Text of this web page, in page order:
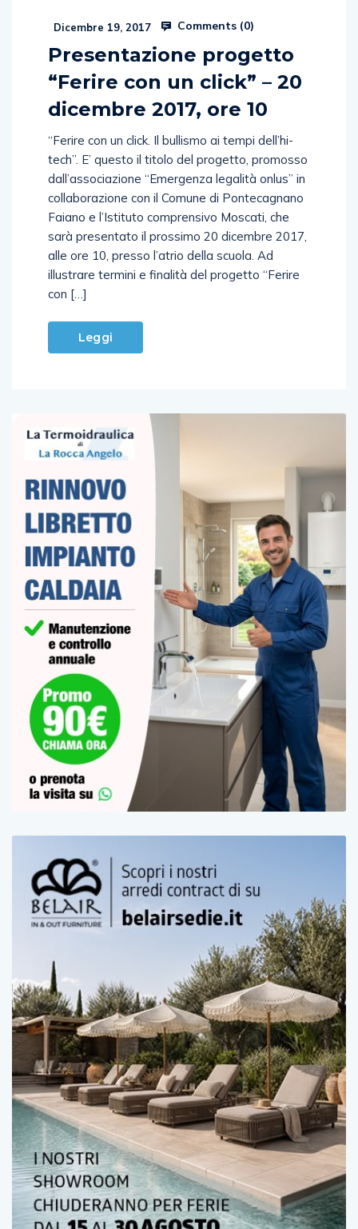
Dicembre 19, 2017 Comments (0)
Presentazione progetto
“Ferire con un click” – 20
dicembre 2017, ore 10
“Ferire con un click. Il bullismo ai tempi dell’hi-
tech”. E’ questo il titolo del progetto, promosso
dall’associazione “Emergenza legalità onlus” in
collaborazione con il Comune di Pontecagnano
Faiano e l’Istituto comprensivo Moscati, che
sarà presentato il prossimo 20 dicembre 2017,
alle ore 10, presso l’atrio della scuola. Ad
illustrare termini e finalità del progetto “Ferire
con […]
Leggi